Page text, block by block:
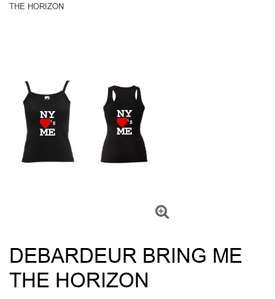
THE HORIZON
DEBARDEUR BRING ME
THE HORIZON